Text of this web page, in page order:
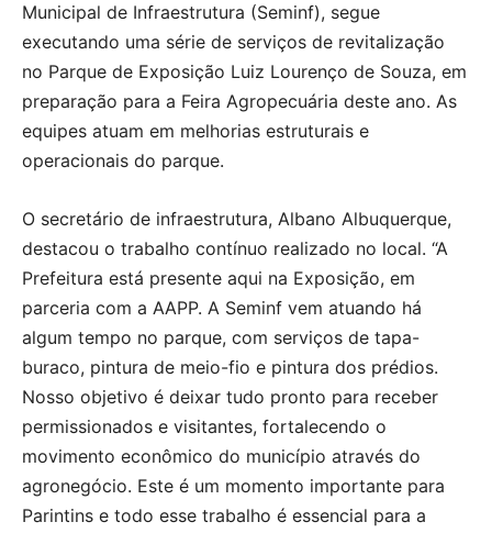
Municipal de Infraestrutura (Seminf), segue
executando uma série de serviços de revitalização
no Parque de Exposição Luiz Lourenço de Souza, em
preparação para a Feira Agropecuária deste ano. As
equipes atuam em melhorias estruturais e
operacionais do parque.
O secretário de infraestrutura, Albano Albuquerque,
destacou o trabalho contínuo realizado no local. “A
Prefeitura está presente aqui na Exposição, em
parceria com a AAPP. A Seminf vem atuando há
algum tempo no parque, com serviços de tapa-
buraco, pintura de meio-fio e pintura dos prédios.
Nosso objetivo é deixar tudo pronto para receber
permissionados e visitantes, fortalecendo o
movimento econômico do município através do
agronegócio. Este é um momento importante para
Parintins e todo esse trabalho é essencial para a